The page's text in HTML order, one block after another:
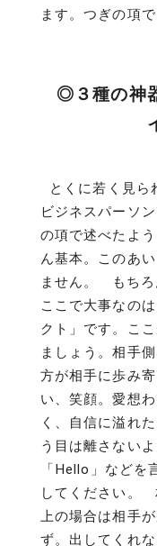
ます。つぎの項
◎３種の神
とくに若く見ら
ビジネスパーソ
の項で述べたよ
ん基本。このあ
ません。 もちろ
ここで大事なの
クト」です。こ
ましょう。相手
方が相手に歩み
い、笑顔。愛想
く、自信に溢れ
う目は離さない
「Hello」などを
してください。
上の場合は相手
ず。出してくれ